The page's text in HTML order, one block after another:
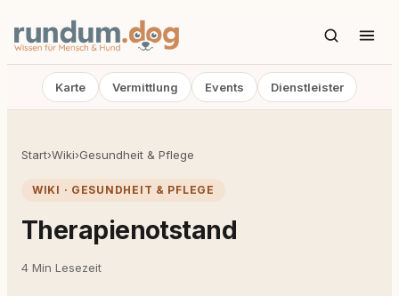
Karte Vermittlung Events Dienstleister
Start›Wiki›Gesundheit & Pflege
WIKI · GESUNDHEIT & PFLEGE
Therapienotstand
4 Min Lesezeit